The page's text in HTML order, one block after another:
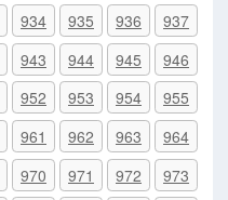
934 935 936
937
943 944 945
946
952 953 954
955
961 962 963
964
970 971 972
973